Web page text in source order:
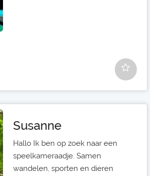
Susanne
Hallo Ik ben op zoek naar een
speelkameraadje. Samen
wandelen, sporten en dieren